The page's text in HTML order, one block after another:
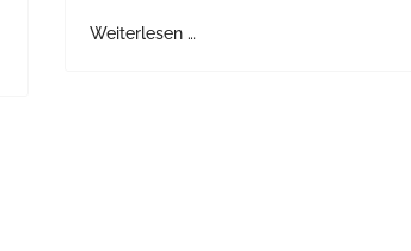
Weiterlesen …